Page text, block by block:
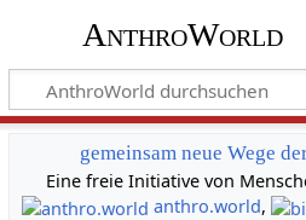
AnthroWorld
gemeinsam neue Wege
Eine freie Initiative von
anthro.world,